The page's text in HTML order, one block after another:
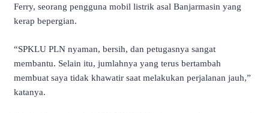
Ferry, seorang pengguna mobil listrik asal Banjarmasin yang
kerap bepergian.
“SPKLU PLN nyaman, bersih, dan petugasnya sangat
membantu. Selain itu, jumlahnya yang terus bertambah
membuat saya tidak khawatir saat melakukan perjalanan jauh,”
katanya.